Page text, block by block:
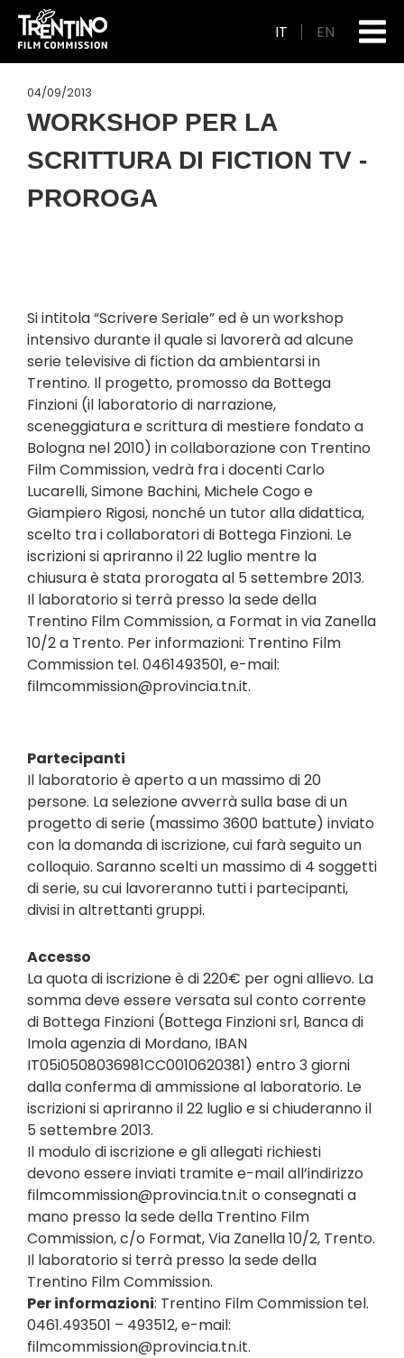
IT EN
04/09/2013
WORKSHOP PER LA
SCRITTURA DI FICTION TV -
PROROGA
Si intitola “Scrivere Seriale” ed è un workshop
intensivo durante il quale si lavorerà ad alcune
serie televisive di fiction da ambientarsi in
Trentino. Il progetto, promosso da Bottega
Finzioni (il laboratorio di narrazione,
sceneggiatura e scrittura di mestiere fondato a
Bologna nel 2010) in collaborazione con Trentino
Film Commission, vedrà fra i docenti Carlo
Lucarelli, Simone Bachini, Michele Cogo e
Giampiero Rigosi, nonché un tutor alla didattica,
scelto tra i collaboratori di Bottega Finzioni. Le
iscrizioni si apriranno il 22 luglio mentre la
chiusura è stata prorogata al 5 settembre 2013.
Il laboratorio si terrà presso la sede della
Trentino Film Commission, a Format in via Zanella
10/2 a Trento. Per informazioni: Trentino Film
Commission tel. 0461493501, e-mail:
filmcommission@provincia.tn.it.
Partecipanti
Il laboratorio è aperto a un massimo di 20
persone. La selezione avverrà sulla base di un
progetto di serie (massimo 3600 battute) inviato
con la domanda di iscrizione, cui farà seguito un
colloquio. Saranno scelti un massimo di 4 soggetti
di serie, su cui lavoreranno tutti i partecipanti,
divisi in altrettanti gruppi.
Accesso
La quota di iscrizione è di 220€ per ogni allievo. La
somma deve essere versata sul conto corrente
di Bottega Finzioni (Bottega Finzioni srl, Banca di
Imola agenzia di Mordano, IBAN
IT05i0508036981CC0010620381) entro 3 giorni
dalla conferma di ammissione al laboratorio. Le
iscrizioni si apriranno il 22 luglio e si chiuderanno il
5 settembre 2013.
Il modulo di iscrizione e gli allegati richiesti
devono essere inviati tramite e-mail all’indirizzo
filmcommission@provincia.tn.it o consegnati a
mano presso la sede della Trentino Film
Commission, c/o Format, Via Zanella 10/2, Trento.
Il laboratorio si terrà presso la sede della
Trentino Film Commission.
Per informazioni: Trentino Film Commission tel.
0461.493501 – 493512, e-mail:
filmcommission@provincia.tn.it.